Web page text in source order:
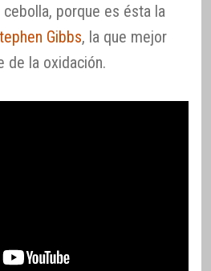
porque es ésta la
Gibbs, la que mejor
de la oxidación.